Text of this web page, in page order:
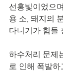
선홍빛이었으
용 소, 돼지의
다니기가 힘들
하수처리 문제
로 인해 폭발